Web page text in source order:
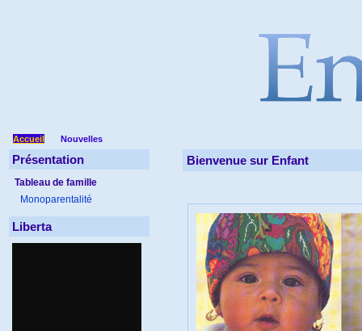
Accueil Nouvelles
Présentation
Tableau de famille
Monoparentalité
Liberta
Bienvenue sur Enfant